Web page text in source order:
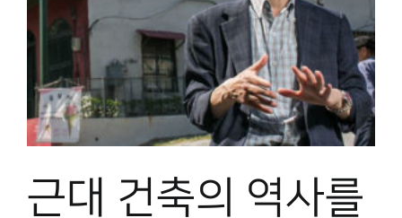
원문보기 PDF
박물관 홈페이지
근대 건축의 역사를